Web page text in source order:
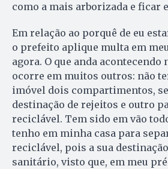
como a mais arborizada e ficar
Em relação ao porquê de eu
o prefeito aplique multa em
agora. O que anda acontecendo
ocorre em muitos outros: não
imóvel dois compartimentos,
destinação de rejeitos e outro
reciclável. Tem sido em vão
tenho em minha casa para
reciclável, pois a sua
sanitário, visto que, em meu